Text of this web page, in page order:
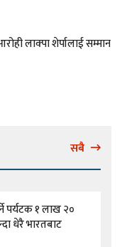
लाक्पा शेर्पालाई सम्मान
सबै
पर्यटक १ लाख २०
धेरै भारतबाट